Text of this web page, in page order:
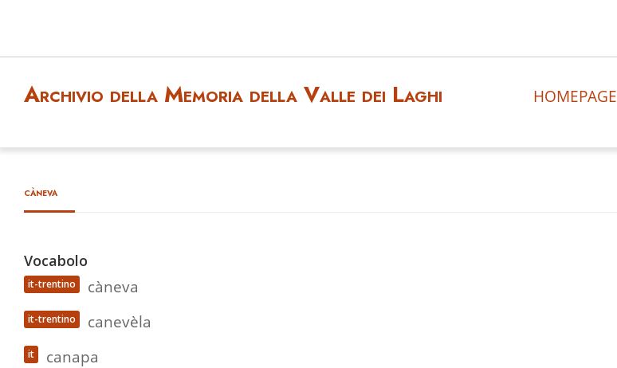
Archivio della Memoria della Valle dei Laghi HOMEPAGE
càneva
Vocabolo
it-trentino càneva
it-trentino canevèla
it canapa